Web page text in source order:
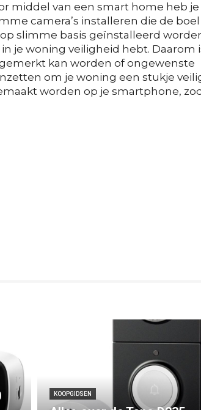
middel van een smart home heb je
camera’s installeren die de boel
slimme basis geïnstalleerd
je woning veiligheid hebt. Daarom
kan worden of ongewenste
om je woning een stukje
worden op je smartphone,
KOOPGIDSEN